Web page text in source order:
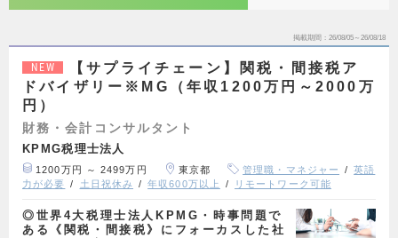
掲載期間 26/08/05～26/08/18
NEW
【サプライチェーン】関税・間接税ア
ドバイザリー※MG（年収1200万円～2000万
円）
財務・会計コンサルタント
KPMG税理士法人
1200万円 ～ 2499万円 東京都 管理職・マネジャー
英語
力が必要
土日祝休み 年収600万以上 リモートワーク可能
◎世界4大税理士法人KPMG・時事問題で
ある《関税・間接税》にフォーカスした社